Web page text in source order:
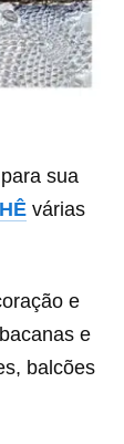
sua
várias
e
e
balcões